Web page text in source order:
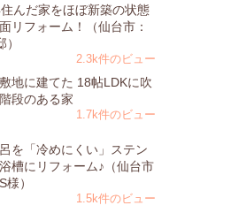
んだ家をほぼ新築の状態
リフォーム！（仙台市：
）
2.3k件のビュー
地に建てた 18帖LDKに吹
段のある家
1.7k件のビュー
を「冷めにくい」ステン
槽にリフォーム♪（仙台市
様）
1.5k件のビュー